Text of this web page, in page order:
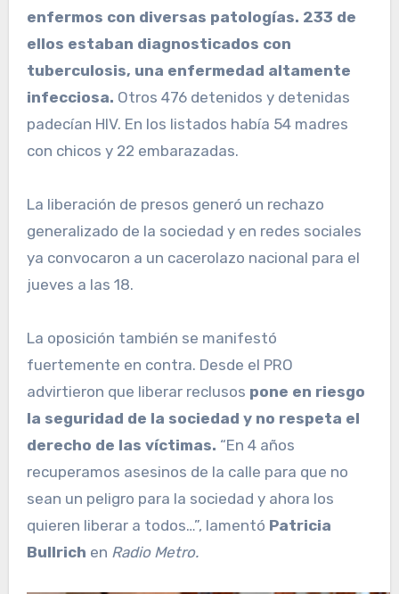
enfermos con diversas patologías. 233 de
ellos estaban diagnosticados con
tuberculosis, una enfermedad altamente
infecciosa. Otros 476 detenidos y detenidas
padecían HIV. En los listados había 54 madres
con chicos y 22 embarazadas.
La liberación de presos generó un rechazo
generalizado de la sociedad y en redes sociales
ya convocaron a un cacerolazo nacional para el
jueves a las 18.
La oposición también se manifestó
fuertemente en contra. Desde el PRO
advirtieron que liberar reclusos pone en riesgo
la seguridad de la sociedad y no respeta el
derecho de las víctimas. “En 4 años
recuperamos asesinos de la calle para que no
sean un peligro para la sociedad y ahora los
quieren liberar a todos…”, lamentó Patricia
Bullrich en Radio Metro.